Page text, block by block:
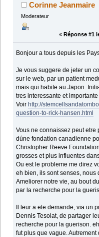
Corinne Jeanmaire
Moderateur
« Réponse #1
Bonjour a tous depuis les
Je vous suggere de jeter un
sur le web, par un patient
mais qui habite au Japon.
tres interessante et
Voirhttp://
question-to-rick-hansen.html
Vous ne connaissez peut
dúne fondation canadienne
Christopher Reeve
grosses et plus influentes
Ou est le probleme me direz
eh bien, ils sont senses, nous
Ameliorer notre vie, au bout
par la recherche pour la
Il leur a ete demande, via un
Dennis Tesolat, de partager
recherche pour la guerison.
fut plus que vague.